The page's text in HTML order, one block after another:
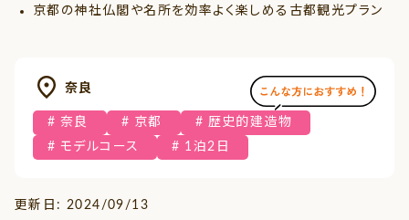
京都の神社仏閣や名所を効率よく楽しめる古都観光プラン
奈良
奈良 京都
歴史的建造物
モデルコース
1泊2日
更新日: 2024/09/13